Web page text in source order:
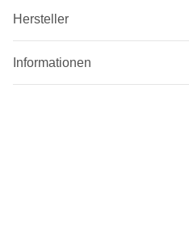
Hersteller
Informationen